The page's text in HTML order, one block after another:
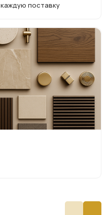
поставку